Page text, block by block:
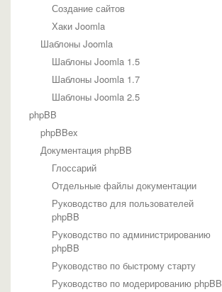
Создание сайтов
Хаки Joomla
Шаблоны Joomla
Шаблоны Joomla 1.5
Шаблоны Joomla 1.7
Шаблоны Joomla 2.5
phpBB
phpBBex
Документация phpBB
Глоссарий
Отдельные файлы документации
Руководство для пользователей
phpBB
Руководство по администрированию
phpBB
Руководство по быстрому старту
Руководство по модерированию phpBB